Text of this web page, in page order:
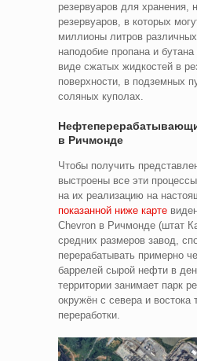
резервуаров для хранения,
резервуаров, в которых
миллионы литров
наподобие пропана и
виде сжатых жидкостей в
поверхности, в подземных
соляных куполах.
в Ричмонде
Чтобы получить
выстроены все эти
на их реализацию на
показанной ниже карте
Chevron в Ричмонде (штат
средних размеров завод,
перерабатывать примерно
баррелей сырой нефти в
территории занимает парк
окружён с севера и востока
переработки.